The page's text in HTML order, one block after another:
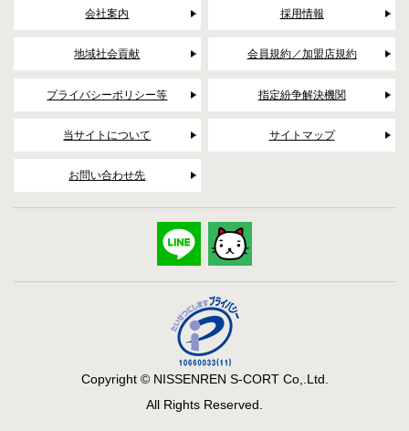
会社案内 採用情報
地域社会貢献 会員規約／加盟店規約
プライバシーポリシー等 指定紛争解決機関
当サイトについて サイトマップ
お問い合わせ先
Copyright © NISSENREN S-CORT Co,.Ltd.
All Rights Reserved.